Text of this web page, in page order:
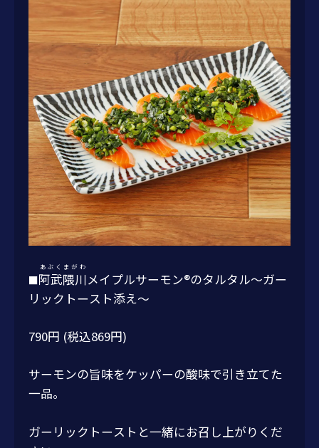
■阿武隈川
あぶくまがわ
メイプルサーモン®のタルタル～ガー
リックトースト添え～
790円 (税込869円)
サーモンの旨味をケッパーの酸味で引き立てた
一品。
ガーリックトーストと一緒にお召し上がりくだ